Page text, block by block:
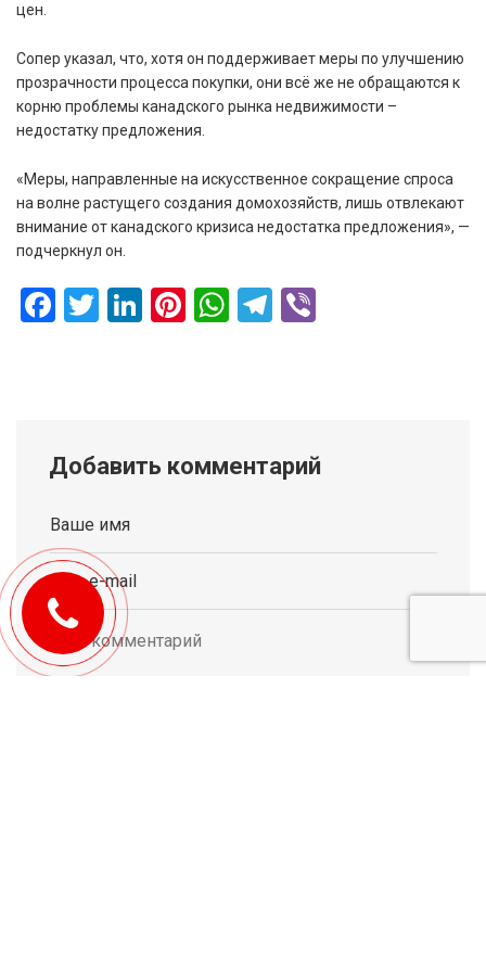
цен.
Сопер указал, что, хотя он поддерживает меры по улучшению
прозрачности процесса покупки, они всё же не обращаются к
корню проблемы канадского рынка недвижимости –
недостатку предложения.
«Меры, направленные на искусственное сокращение спроса
на волне растущего создания домохозяйств, лишь отвлекают
внимание от канадского кризиса недостатка предложения», —
подчеркнул он.
Facebook
Twitter
LinkedIn
Pinterest
WhatsApp
Telegram
Добавить комментарий